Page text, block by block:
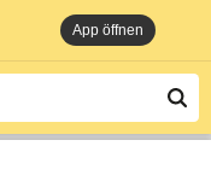
App öffnen